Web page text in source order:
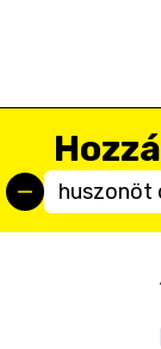
huszonöt